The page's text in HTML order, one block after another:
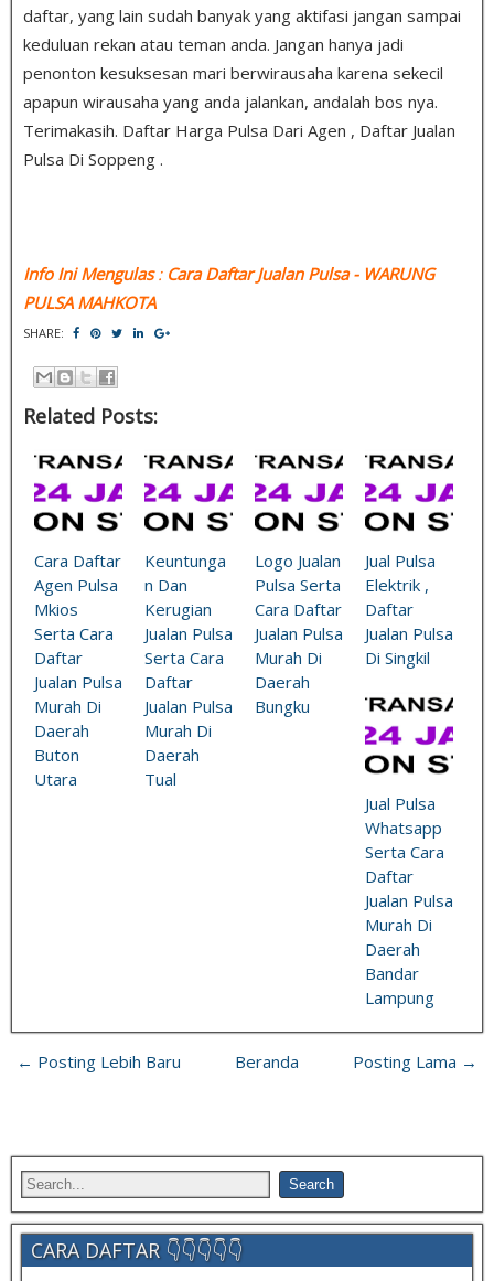
daftar, yang lain sudah banyak yang aktifasi jangan sampai
keduluan rekan atau teman anda. Jangan hanya jadi
penonton kesuksesan mari berwirausaha karena sekecil
apapun wirausaha yang anda jalankan, andalah bos nya.
Terimakasih. Daftar Harga Pulsa Dari Agen , Daftar Jualan
Pulsa Di Soppeng .
Info Ini Mengulas: Cara Daftar Jualan Pulsa- WARUNG
PULSA MAHKOTA
SHARE:
Related Posts:
Cara Daftar
Agen Pulsa
Mkios
Serta Cara
Daftar
Jualan Pulsa
Murah Di
Daerah
Buton
Utara
Keuntunga
n Dan
Kerugian
Jualan Pulsa
Serta Cara
Daftar
Jualan Pulsa
Murah Di
Daerah
Tual
Logo Jualan
Pulsa Serta
Cara Daftar
Jualan Pulsa
Murah Di
Daerah
Bungku
Jual Pulsa
Elektrik ,
Daftar
Jualan Pulsa
Di Singkil
Jual Pulsa
Whatsapp
Serta Cara
Daftar
Jualan Pulsa
Murah Di
Daerah
Bandar
Lampung
← Posting Lebih Baru Posting Lama →
Beranda
CARA DAFTAR 👇👇👇👇👇